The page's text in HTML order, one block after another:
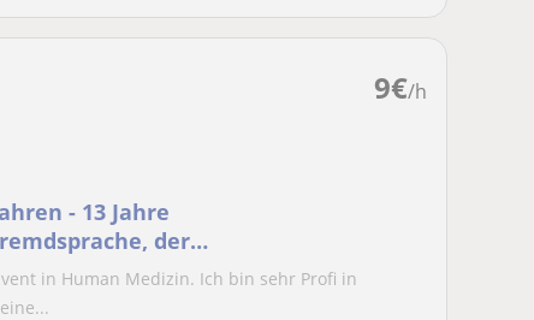
9€/h
- 13 Jahre
in Human Medizin. Ich bin sehr Profi in